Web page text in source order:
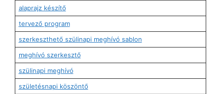
alaprajz készítő
tervező program
szerkeszthető szülinapi meghívó sablon
meghívó szerkesztő
szülinapi meghívó
születésnapi köszöntő